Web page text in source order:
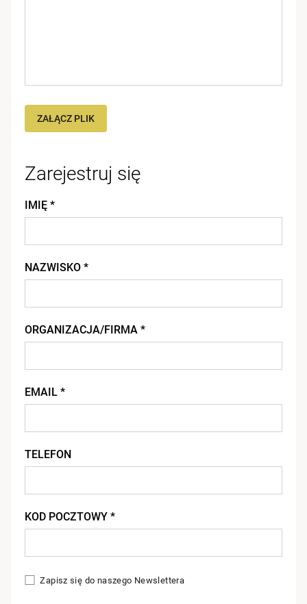
ZAŁĄCZ PLIK
Zarejestruj się
IMIĘ *
NAZWISKO *
ORGANIZACJA/FIRMA *
EMAIL *
TELEFON
KOD POCZTOWY *
Zapisz się do naszego Newslettera